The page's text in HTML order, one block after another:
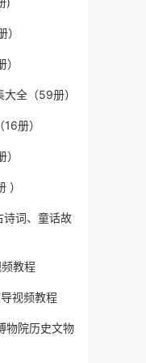
全（59册）
册）
）
词、童话故
教程
视频教程
物院历史文物